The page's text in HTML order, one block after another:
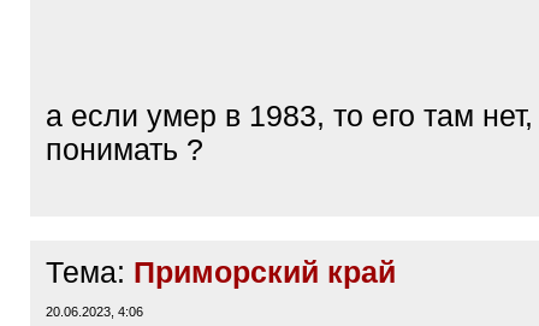
а если умер в 1983, то его там
понимать ?
Тема: Приморский край
20.06.2023, 4:06